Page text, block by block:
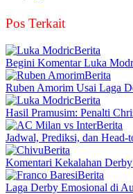
Pos Terkait
Berita
Begini Komentar Luka
Berita
Ruben Amorim Usai Laga
Berita
Hasil Pramusim: Penalti
Berita
Jadwal, Prediksi, dan
Berita
Komentari Kekalahan
Berita
Laga Derby Emosional di